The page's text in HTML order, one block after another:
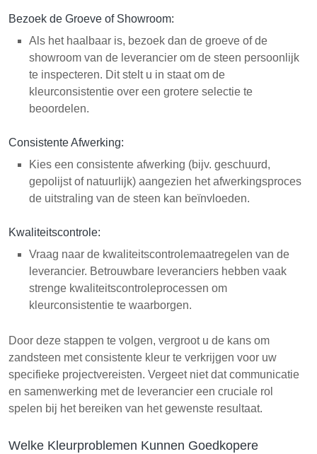
Bezoek de Groeve of Showroom:
Als het haalbaar is, bezoek dan de groeve of de
showroom van de leverancier om de steen persoonlijk
te inspecteren. Dit stelt u in staat om de
kleurconsistentie over een grotere selectie te
beoordelen.
Consistente Afwerking:
Kies een consistente afwerking (bijv. geschuurd,
gepolijst of natuurlijk) aangezien het afwerkingsproces
de uitstraling van de steen kan beïnvloeden.
Kwaliteitscontrole:
Vraag naar de kwaliteitscontrolemaatregelen van de
leverancier. Betrouwbare leveranciers hebben vaak
strenge kwaliteitscontroleprocessen om
kleurconsistentie te waarborgen.
Door deze stappen te volgen, vergroot u de kans om
zandsteen met consistente kleur te verkrijgen voor uw
specifieke projectvereisten. Vergeet niet dat communicatie
en samenwerking met de leverancier een cruciale rol
spelen bij het bereiken van het gewenste resultaat.
Welke Kleurproblemen Kunnen Goedkopere